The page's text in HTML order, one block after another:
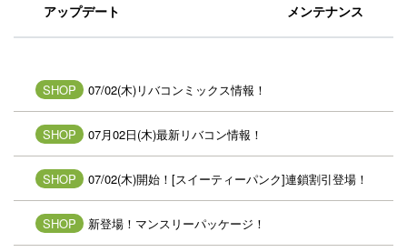
アップデート メンテナンス
SHOP 07/02(木)リバコンミックス情報！
SHOP 07月02日(木)最新リバコン情報！
SHOP 07/02(木)開始！[スイーティーパンク]連鎖割引登場！
SHOP 新登場！マンスリーパッケージ！